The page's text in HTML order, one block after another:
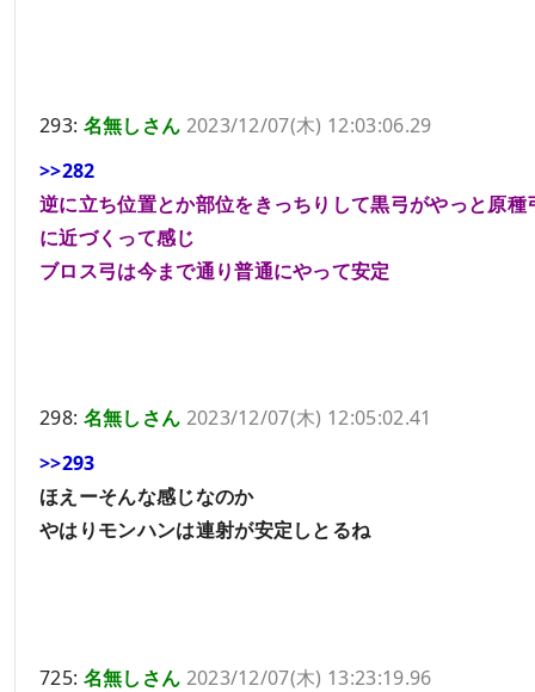
293: 名無しさん 2023/12/07(木) 12:03:06.29
>>282
逆に立ち位置とか部位をきっちりして黒弓がやっと原種
に近づくって感じ
ブロス弓は今まで通り普通にやって安定
298: 名無しさん 2023/12/07(木) 12:05:02.41
>>293
ほえーそんな感じなのか
やはりモンハンは連射が安定しとるね
725: 名無しさん 2023/12/07(木) 13:23:19.96